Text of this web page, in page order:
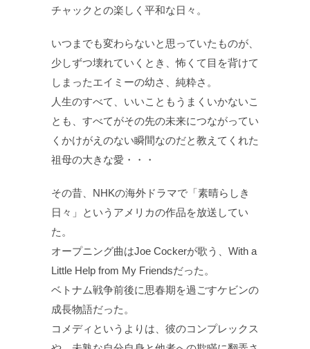
チャックとの楽しく平和な日々。
いつまでも変わらないと思っていたものが、
少しずつ壊れていくとき、怖くて目を背けて
しまったエイミーの幼さ、純粋さ。
人生のすべて、いいこともうまくいかないこ
とも、すべてがその先の未来につながってい
くかけがえのない瞬間なのだと教えてくれた
祖母の大きな愛・・・
その昔、NHKの海外ドラマで「素晴らしき
日々」というアメリカの作品を放送してい
た。
オープニング曲はJoe Cockerが歌う、With a
Little Help from My Friendsだった。
ベトナム戦争前後に思春期を過ごすケビンの
成長物語だった。
コメディというよりは、彼のコンプレックス